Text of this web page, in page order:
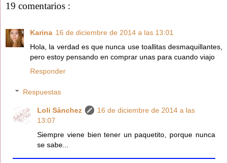
19 comentarios :
Karina 16 de diciembre de 2014 a las 13:01
Hola, la verdad es que nunca use toallitas desmaquillantes,
pero estoy pensando en comprar unas para cuando viajo
Responder
Respuestas
Loli Sánchez
16 de diciembre de 2014 a las
13:07
Siempre viene bien tener un paquetito, porque nunca
se sabe...